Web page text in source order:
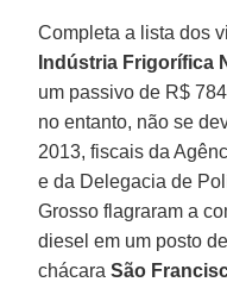
Completa a lista dos
Indústria Frigorífica
um passivo de R$
no entanto, não se
2013, fiscais da
e da Delegacia de
Grosso flagraram a
diesel em um posto
chácaraSão